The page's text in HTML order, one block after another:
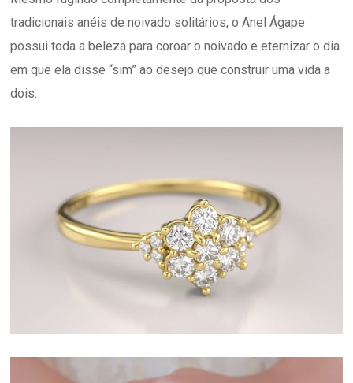
tradicionais anéis de noivado solitários, o Anel Ágape
possui toda a beleza para coroar o noivado e eternizar o dia
em que ela disse “sim” ao desejo que construir uma vida a
dois.